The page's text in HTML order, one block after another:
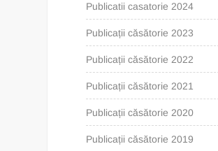
Publicatii casatorie 2024
Publicații căsătorie 2023
Publicații căsătorie 2022
Publicații căsătorie 2021
Publicații căsătorie 2020
Publicații căsătorie 2019